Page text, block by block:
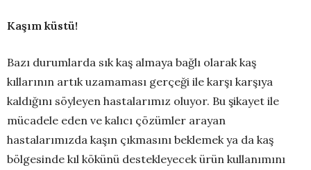
Kaşım küstü!
Bazı durumlarda sık kaş almaya bağlı olarak kaş
kıllarının artık uzamaması gerçeği ile karşı karşıya
kaldığını söyleyen hastalarımız oluyor. Bu şikayet ile
mücadele eden ve kalıcı çözümler arayan
hastalarımızda kaşın çıkmasını beklemek ya da kaş
bölgesinde kıl kökünü destekleyecek ürün kullanımını